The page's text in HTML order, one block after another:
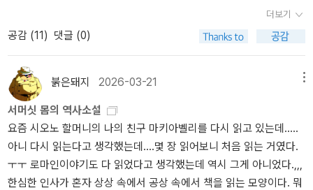
다는 걸 이해하실 듯하다. 스스로 최고 신분이자 최고의 인격자인줄
알고 사는 천박한 의식을 가진 집단들. 그들 가운데 적어도 한 명은 고
식하게 되고, 그런 인식과정을 통해 스스로를 향상시킬 수 있게 된다.
그러나 그게 쉬워? 아무리 도를 닦아도 비슷한 실수를 다시 겪을 수도
있는 것이 인생살이. 여기에 서머싯 몸의 진수가 있다. 그의 가차 없는
시각과 인간, 인간의 날것에 대한 지적. 이런 것들을 재미있고 즐겁게
감상하면서 스스로가 말한 “최고의 2류”라는 표현이 왜 나왔는지, 어
떻게 확신을 가지고 자신을 그렇게 설명할 수 있었는지, 적어도 감을
잡을 수 있다.
더보기
공감 (11) 댓글 (0)
붉은돼지 2026-03-21
서머싯 몸의 역사소설
요즘 시오노 할머니의 나의 친구 마키아벨리를 다시 읽고 있는데.....
아니 다시 읽는다고 생각했는데....몇 장 읽어보니 처음 읽는 거였다.
ㅜㅜ 로마인이야기도 다 읽었다고 생각했는데 역시 그게 아니었다.,,,
한심한 인사가 혼자 상상 속에서 공상 속에서 책을 읽는 모양이다. 뭐